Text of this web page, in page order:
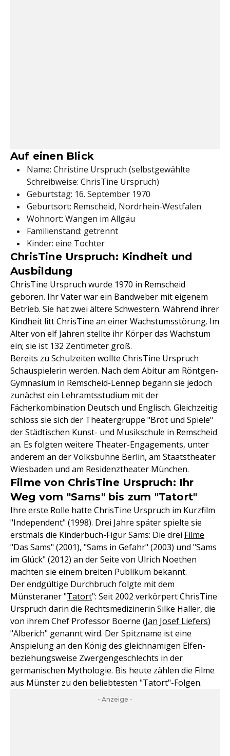
Auf einen Blick
Name: Christine Urspruch (selbstgewählte
Schreibweise: ChrisTine Urspruch)
Geburtstag: 16. September 1970
Geburtsort: Remscheid, Nordrhein-Westfalen
Wohnort: Wangen im Allgäu
Familienstand: getrennt
Kinder: eine Tochter
ChrisTine Urspruch: Kindheit und
Ausbildung
ChrisTine Urspruch wurde 1970 in Remscheid
geboren. Ihr Vater war ein Bandweber mit eigenem
Betrieb. Sie hat zwei ältere Schwestern. Während ihrer
Kindheit litt ChrisTine an einer Wachstumsstörung. Im
Alter von elf Jahren stellte ihr Körper das Wachstum
ein; sie ist 132 Zentimeter groß.
Bereits zu Schulzeiten wollte ChrisTine Urspruch
Schauspielerin werden. Nach dem Abitur am Röntgen-
Gymnasium in Remscheid-Lennep begann sie jedoch
zunächst ein Lehramtsstudium mit der
Fächerkombination Deutsch und Englisch. Gleichzeitig
schloss sie sich der Theatergruppe "Brot und Spiele"
der Städtischen Kunst- und Musikschule in Remscheid
an. Es folgten weitere Theater-Engagements, unter
anderem an der Volksbühne Berlin, am Staatstheater
Wiesbaden und am Residenztheater München.
Filme von ChrisTine Urspruch: Ihr
Weg vom "Sams" bis zum "Tatort"
Ihre erste Rolle hatte ChrisTine Urspruch im Kurzfilm
"Independent" (1998). Drei Jahre später spielte sie
erstmals die Kinderbuch-Figur Sams: Die drei Filme
"Das Sams" (2001), "Sams in Gefahr" (2003) und "Sams
im Glück" (2012) an der Seite von Ulrich Noethen
machten sie einem breiten Publikum bekannt.
Der endgültige Durchbruch folgte mit dem
Münsteraner "Tatort": Seit 2002 verkörpert ChrisTine
Urspruch darin die Rechtsmedizinerin Silke Haller, die
von ihrem Chef Professor Boerne (Jan Josef Liefers)
"Alberich" genannt wird. Der Spitzname ist eine
Anspielung an den König des gleichnamigen Elfen-
beziehungsweise Zwergengeschlechts in der
germanischen Mythologie. Bis heute zählen die Filme
aus Münster zu den beliebtesten "Tatort"-Folgen.
- Anzeige -